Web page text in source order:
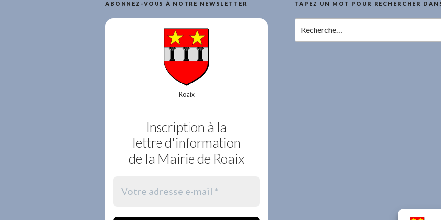
ABONNEZ-VOUS À NOTRE NEWSLETTER
Roaix
Inscription à la
lettre d'information
de la Mairie de Roaix
TAPEZ UN MOT POUR RECHERCHER
pour
: